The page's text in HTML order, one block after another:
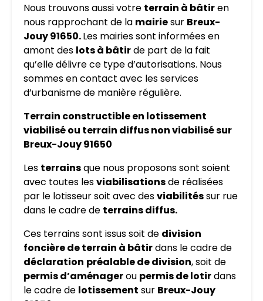
Nous trouvons aussi votre terrain à bâtiren
nous rapprochant de la mairiesur Breux-
Jouy 91650.Les mairies sont informées en
amont des lots à bâtirde part de la fait
qu’elle délivre ce type d’autorisations. Nous
sommes en contact avec les services
d’urbanisme de manière régulière.
Terrain constructible en lotissement
viabilisé ou terrain diffus non viabilisé sur
Breux-Jouy 91650
Les terrainsque nous proposons sont soient
avec toutes lesviabilisationsde réalisées
par le lotisseur soit avec desviabilitéssur rue
dans le cadre de terrains diffus.
Ces terrains sont issus soit de division
foncière de terrain à bâtirdans le cadre de
déclaration préalable de division, soit de
permis d’aménagerou permis de lotirdans
le cadre de lotissement sur Breux-Jouy